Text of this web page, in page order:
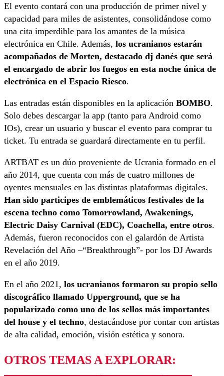
El evento contará con una producción de primer nivel y
capacidad para miles de asistentes, consolidándose como
una cita imperdible para los amantes de la música
electrónica en Chile. Además, los ucranianos estarán
acompañados de Morten, destacado dj danés que será
el encargado de abrir los fuegos en esta noche única de
electrónica en el Espacio Riesco.
Las entradas están disponibles en la aplicación BOMBO.
Solo debes descargar la app (tanto para Android como
IOs), crear un usuario y buscar el evento para comprar tu
ticket. Tu entrada se guardará directamente en tu perfil.
ARTBAT es un dúo proveniente de Ucrania formado en el
año 2014, que cuenta con más de cuatro millones de
oyentes mensuales en las distintas plataformas digitales.
Han sido participes de emblemáticos festivales de la
escena techno como Tomorrowland, Awakenings,
Electric Daisy Carnival (EDC), Coachella, entre otros.
Además, fueron reconocidos con el galardón de Artista
Revelación del Año –“Breakthrough”- por los DJ Awards
en el año 2019.
En el año 2021, los ucranianos formaron su propio sello
discográfico llamado Upperground, que se ha
popularizado como uno de los sellos más importantes
del house y el techno, destacándose por contar con artistas
de alta calidad, emoción, visión estética y sonora.
OTROS TEMAS A EXPLORAR: